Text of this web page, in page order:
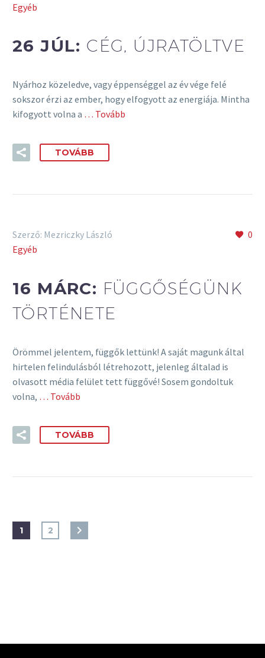
Egyéb
26 JÚL: CÉG, ÚJRATÖLTVE
Nyárhoz közeledve, vagy éppenséggel az év vége felé
sokszor érzi az ember, hogy elfogyott az energiája. Mintha
kifogyott volna a … Tovább
TOVÁBB
0
Szerző: Mezriczky László
Egyéb
16 MÁRC: FÜGGŐSÉGÜNK
TÖRTÉNETE
Örömmel jelentem, függők lettünk! A saját magunk által
hirtelen felindulásból létrehozott, jelenleg általad is
olvasott média felület tett függővé! Sosem gondoltuk
volna, … Tovább
TOVÁBB
1 2